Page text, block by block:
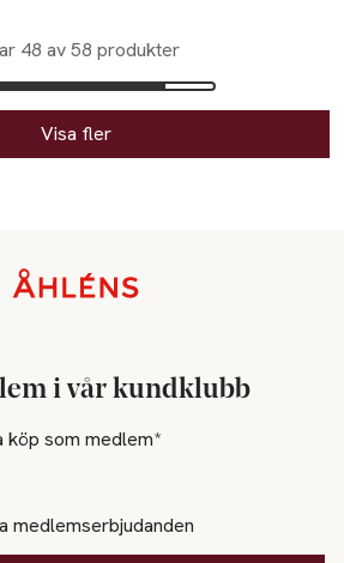
48 av 58 produkter
Visa fler
i vår kundklubb
köp som medlem*
medlemserbjudanden